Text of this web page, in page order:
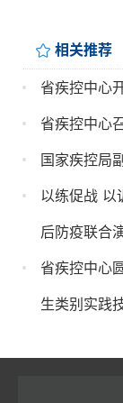
相关推荐
省疾控中心
省疾控中心
国家疾控局
以练促战
后防疫联合
省疾控中心
生类别实践